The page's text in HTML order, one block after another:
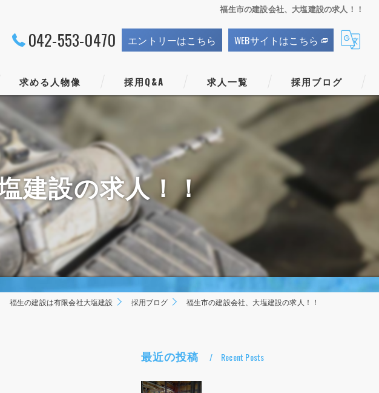
福生市の建設会社、大塩建設の求人！！
042-553-0470 エントリーはこちら WEBサイトはこちら
求める人物像 採用Q&A 求人一覧 採用ブログ
建設の求人！！
福生の建設は有限会社大塩建設 採用ブログ 福生市の建設会社、大塩建設の求人！！
最近の投稿 Recent Posts